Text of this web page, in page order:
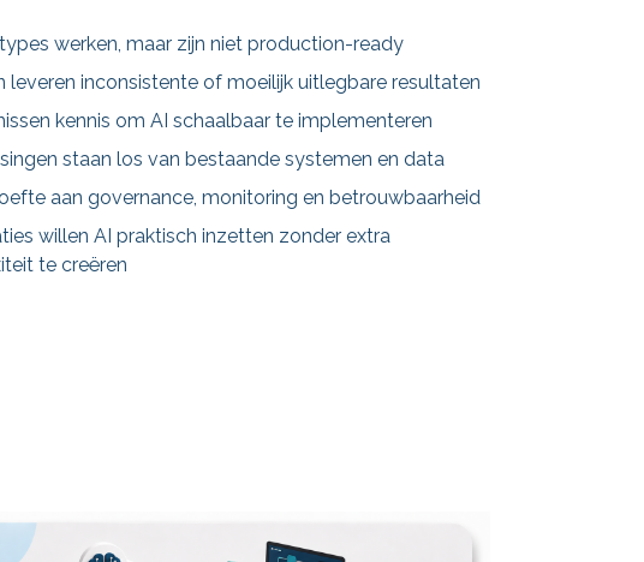
werken, maar zijn niet production-ready
leveren inconsistente of moeilijk uitlegbare resultaten
kennis om AI schaalbaar te implementeren
staan los van bestaande systemen en data
aan governance, monitoring en betrouwbaarheid
willen AI praktisch inzetten zonder extra
te creëren